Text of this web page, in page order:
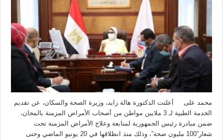
محمد على أعلنت الدكتورة هالة زايد، وزيرة الصحة والسكان، عن تقديم
الخدمة الطبية لـ 3 ملايين مواطن من أصحاب الأمراض المزمنة بالمجان،
ضمن مبادرة رئيس الجمهورية لمتابعة وعلاج الأمراض المزمنة تحت
شعار”100 مليون صحة”، وذلك منذ انطلاقها في 20 يونيو الماضي وحتى